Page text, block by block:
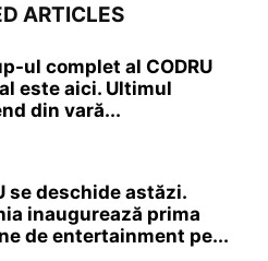
ARTICLES
ul complet al CODRU
este aici. Ultimul
din vară...
se deschide astăzi.
inaugurează prima
de entertainment pe...